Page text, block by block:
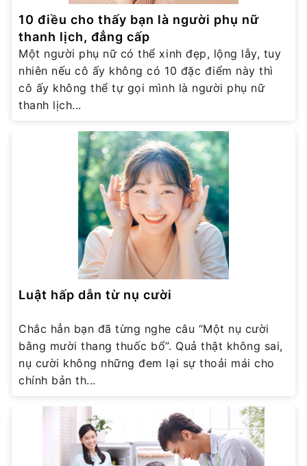
10 điều cho thấy bạn là người phụ nữ
thanh lịch, đẳng cấp
Một người phụ nữ có thể xinh đẹp, lộng lẫy, tuy
nhiên nếu cô ấy không có 10 đặc điểm này thì
cô ấy không thể tự gọi mình là người phụ nữ
thanh lịch...
Luật hấp dẫn từ nụ cười
Chắc hẳn bạn đã từng nghe câu “Một nụ cười
bằng mười thang thuốc bổ”. Quả thật không sai,
nụ cười không những đem lại sự thoải mái cho
chính bản th...